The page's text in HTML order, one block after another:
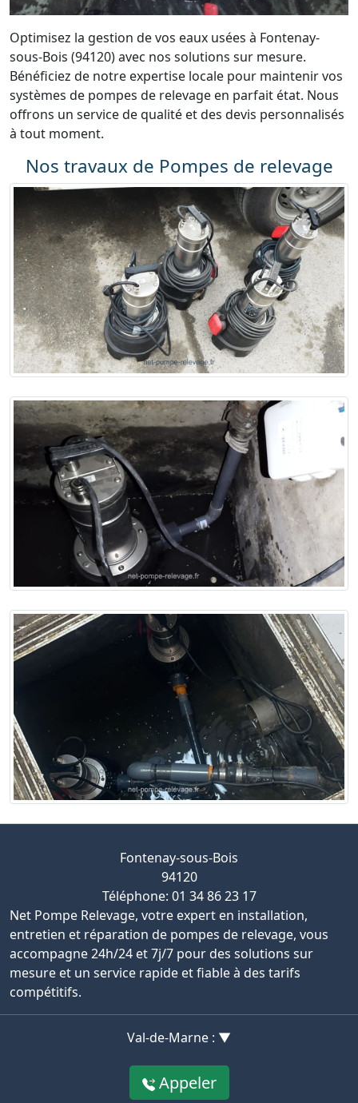
Optimisez la gestion de vos eaux usées à Fontenay-
sous-Bois (94120) avec nos solutions sur mesure.
Bénéficiez de notre expertise locale pour maintenir vos
systèmes de pompes de relevage en parfait état. Nous
offrons un service de qualité et des devis personnalisés
à tout moment.
Nos travaux de Pompes de relevage
Fontenay-sous-Bois
94120
Téléphone: 01 34 86 23 17
Net Pompe Relevage, votre expert en installation,
entretien et réparation de pompes de relevage, vous
accompagne 24h/24 et 7j/7 pour des solutions sur
mesure et un service rapide et fiable à des tarifs
compétitifs.
Val-de-Marne : ▼
Appeler